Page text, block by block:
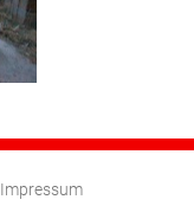
Impressum